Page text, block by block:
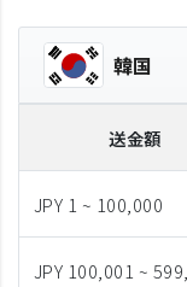
韓国
送金額
JPY 1 ~ 100,000
JPY 100,001 ~